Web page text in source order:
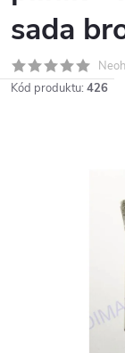
sada
Kód produktu: 426